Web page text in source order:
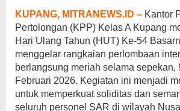
KUPANG, MITRANEWS.ID – Kantor
Pertolongan (KPP) Kelas A Kupang
Hari Ulang Tahun (HUT) Ke-54
menggelar rangkaian perlombaan
berlangsung meriah selama sepekan,
Februari 2026. Kegiatan ini menjadi
untuk memperkuat soliditas dan
seluruh personel SAR di wilayah